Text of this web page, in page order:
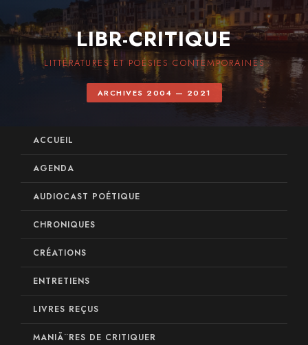
LIBR-CRITIQUE
LITTÉRATURES ET POÉSIES CONTEMPORAINES
ARCHIVES 2004 — 2021
ACCUEIL
AGENDA
AUDIOCAST POÉTIQUE
CHRONIQUES
CRÉATIONS
ENTRETIENS
LIVRES REÇUS
MANIÃ¨RES DE CRITIQUER